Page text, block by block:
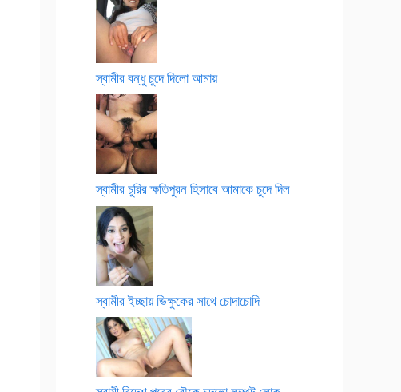
স্বামীর বন্ধু চুদে দিলো আমায়
স্বামীর চুরির ক্ষতিপুরন হিসাবে আমাকে চুদে দিল
স্বামীর ইচ্ছায় ভিক্ষুকের সাথে চোদাচোদি